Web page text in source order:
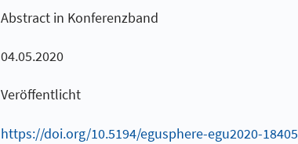
Abstract in Konferenzband
04.05.2020
Veröffentlicht
https://doi.org/10.5194/egusphere-egu2020-18405